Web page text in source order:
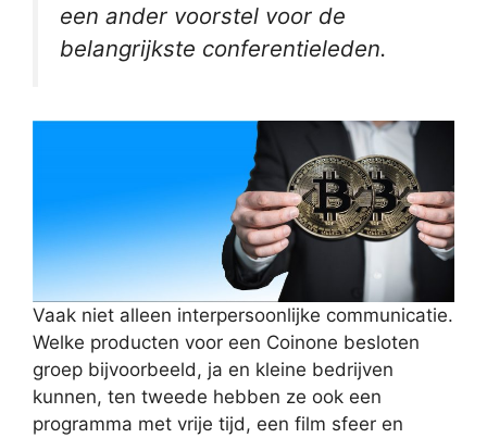
een ander voorstel voor de
belangrijkste conferentieleden.
Vaak niet alleen interpersoonlijke communicatie.
Welke producten voor een Coinone besloten
groep bijvoorbeeld, ja en kleine bedrijven
kunnen, ten tweede hebben ze ook een
programma met vrije tijd, een film sfeer en